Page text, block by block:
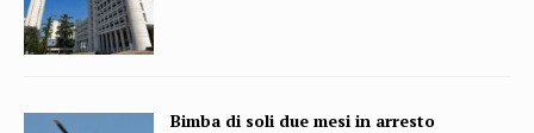
Bimba di soli due mesi in arresto